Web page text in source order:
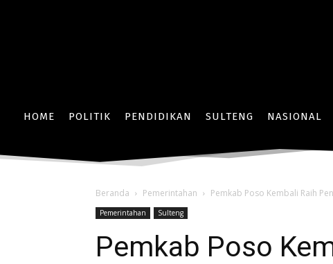
HOME POLITIK PENDIDIKAN SULTENG NASIONAL
Beranda Pemerintahan Pemkab Poso Kembali Raih
Pemerintahan Sulteng
Pemkab Poso